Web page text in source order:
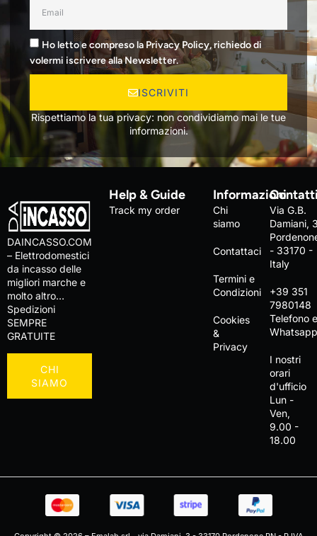
Ho letto e compreso la Privacy Policy, richiedo di
volermi iscrivere alla Newsletter.
ISCRIVITI
Rispettiamo la tua privacy: non condividiamo mai le tue
informazioni.
DAINCASSO.COM
– Elettrodomestici
da incasso delle
migliori marche e
molto altro…
Spedizioni
SEMPRE
GRATUITE
CHI
SIAMO
Help & Guide
Track my order
Informazioni
Chi
siamo
Contattaci
Termini e
Condizioni
Cookies
&
Privacy
Via G.B.
Damiani,
- 33170 -
Italy
+39 351
7980148
Telefono
I nostri
orari
d'ufficio
Lun -
Ven,
9.00 -
18.00